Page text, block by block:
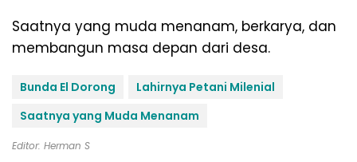
Saatnya yang muda menanam, berkarya, dan
membangun masa depan dari desa.
Bunda El Dorong
Lahirnya Petani Milenial
Saatnya yang Muda Menanam
Editor: Herman S